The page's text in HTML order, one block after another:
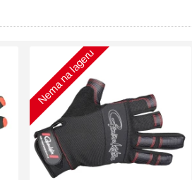
Nema na lageru